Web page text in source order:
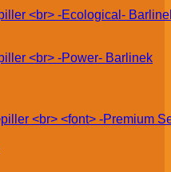
Barlinek